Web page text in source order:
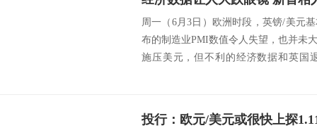
周一（6月3日）欧洲时段，英镑/美元
布的制造业PMI数值令人失望，也并未
施压美元，但不利的经济数据和英国
投行：欧元/美元或很快上探